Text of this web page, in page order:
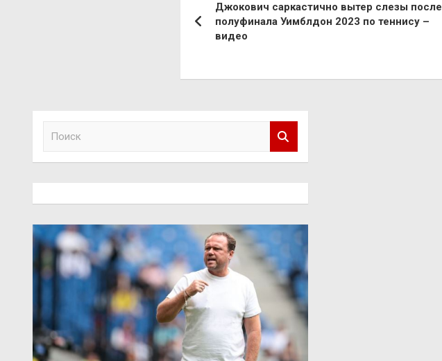
по
записям
Джокович саркастично вытер слезы после
полуфинала Уимблдон 2023 по теннису –
видео